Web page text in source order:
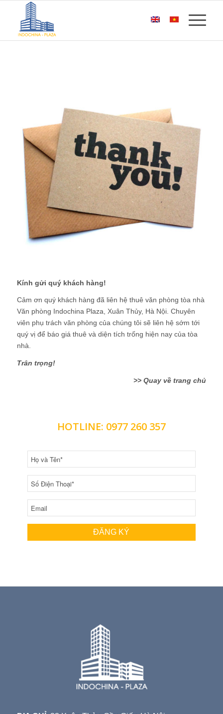
Kính gửi quý khách hàng!
Cảm ơn quý khách hàng đã liên hệ thuê văn phòng tòa nhà
Văn phòng Indochina Plaza, Xuân Thủy, Hà Nội. Chuyên
viên phụ trách văn phòng của chúng tôi sẽ liên hệ sớm tới
quý vị để báo giá thuê và diện tích trống hiện nay của tòa
nhà.
Trân trọng!
>>Quay về trang chủ
HOTLINE: 0977 260 357